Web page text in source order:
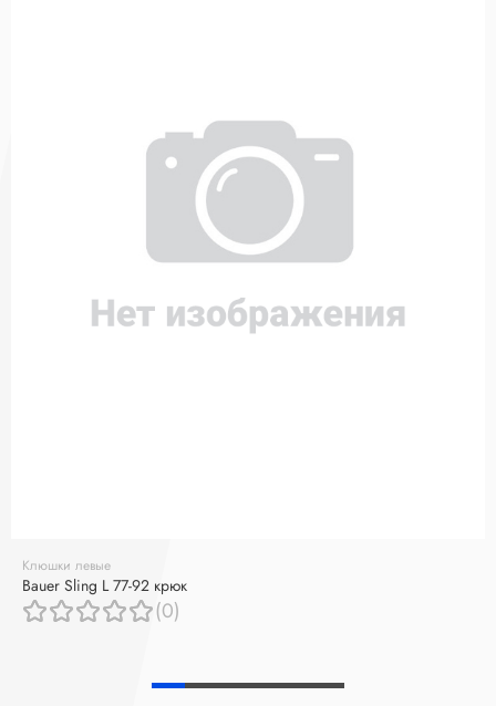
Клюшки левые
Bauer Sling L 77-92 крюк
(0)